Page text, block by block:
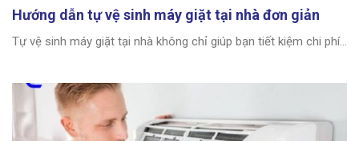
Hướng dẫn tự vệ sinh máy giặt tại nhà đơn giản
Tự vệ sinh máy giặt tại nhà không chỉ giúp bạn tiết kiệm chi phí...